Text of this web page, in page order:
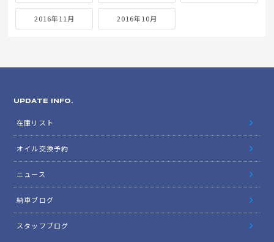
2016年11月 2016年10月
UPDATE INFO.
在庫リスト
オイル交換予約
ニュース
納車ブログ
スタッフブログ